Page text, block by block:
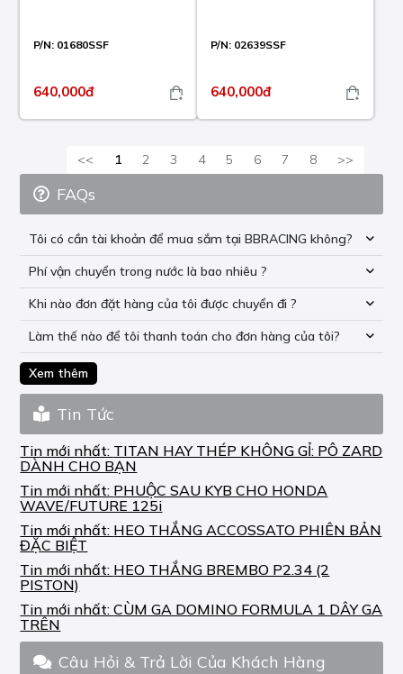
P/N: 01680SSF
640,000đ
P/N: 02639SSF
640,000đ
<< 1 2 3 4 5 6 7 8 >>
FAQs
Tôi có cần tài khoản để mua sắm tại BBRACING không?
Phí vận chuyển trong nước là bao nhiêu ?
Khi nào đơn đặt hàng của tôi được chuyển đi ?
Làm thế nào để tôi thanh toán cho đơn hàng của tôi?
Xem thêm
Tin Tức
Tin mới nhất: TITAN HAY THÉP KHÔNG GỈ: PÔ ZARD
DÀNH CHO BẠN
Tin mới nhất: PHUỘC SAU KYB CHO HONDA
WAVE/FUTURE 125i
Tin mới nhất: HEO THẮNG ACCOSSATO PHIÊN BẢN
ĐẶC BIỆT
Tin mới nhất: HEO THẮNG BREMBO P2.34 (2
PISTON)
Tin mới nhất:CÙM GA DOMINO FORMULA 1 DÂY GA
TRÊN
Câu Hỏi & Trả Lời Của Khách Hàng